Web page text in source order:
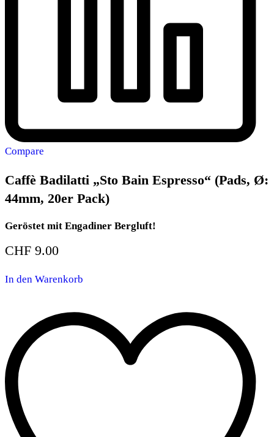
Compare
Caffè Badilatti „Sto Bain Espresso“ (Pads, Ø:
44mm, 20er Pack)
Geröstet mit Engadiner Bergluft!
CHF 9.00
In den Warenkorb